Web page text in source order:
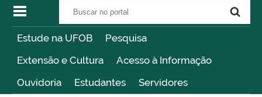
Estude na UFOB
Pesquisa
Extensão e Cultura
Acesso à Informação
Ouvidoria
Estudantes Servidores